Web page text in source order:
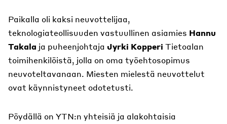
Paikalla oli kaksi neuvottelijaa,
teknologiateollisuuden vastuullinen asiamies Hannu
Takala ja puheenjohtaja Jyrki Kopperi Tietoalan
toimihenkilöistä, jolla on oma työehtosopimus
neuvoteltavanaan. Miesten mielestä neuvottelut
ovat käynnistyneet odotetusti.
Pöydällä on YTN:n yhteisiä ja alakohtaisia